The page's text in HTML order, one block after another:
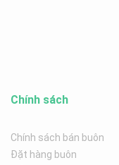
Chính sách
Chính sách bán buôn
Đặt hàng buôn